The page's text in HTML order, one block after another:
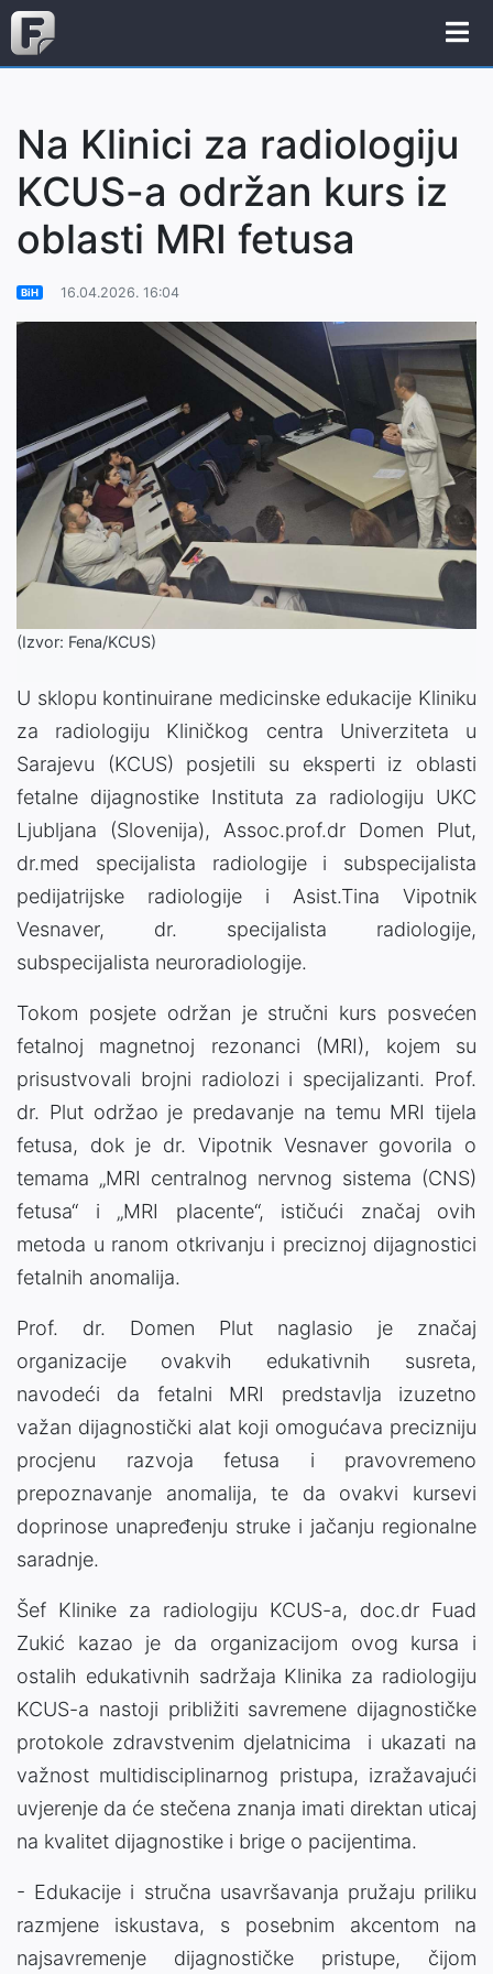
Na Klinici za radiologiju
KCUS-a održan kurs iz
oblasti MRI fetusa
BiH 16.04.2026. 16:04
(Izvor: Fena/KCUS)
U sklopu kontinuirane medicinske edukacije Kliniku
za radiologiju Kliničkog centra Univerziteta u
Sarajevu (KCUS) posjetili su eksperti iz oblasti
fetalne dijagnostike Instituta za radiologiju UKC
Ljubljana (Slovenija), Assoc.prof.dr Domen Plut,
dr.med specijalista radiologije i subspecijalista
pedijatrijske radiologije i Asist.Tina Vipotnik
Vesnaver, dr. specijalista radiologije,
subspecijalista neuroradiologije.
Tokom posjete održan je stručni kurs posvećen
fetalnoj magnetnoj rezonanci (MRI), kojem su
prisustvovali brojni radiolozi i specijalizanti. Prof.
dr. Plut održao je predavanje na temu MRI tijela
fetusa, dok je dr. Vipotnik Vesnaver govorila o
temama „MRI centralnog nervnog sistema (CNS)
fetusa“ i „MRI placente“, ističući značaj ovih
metoda u ranom otkrivanju i preciznoj dijagnostici
fetalnih anomalija.
Prof. dr. Domen Plut naglasio je značaj
organizacije ovakvih edukativnih susreta,
navodeći da fetalni MRI predstavlja izuzetno
važan dijagnostički alat koji omogućava precizniju
procjenu razvoja fetusa i pravovremeno
prepoznavanje anomalija, te da ovakvi kursevi
doprinose unapređenju struke i jačanju regionalne
saradnje.
Šef Klinike za radiologiju KCUS-a, doc.dr Fuad
Zukić kazao je da organizacijom ovog kursa i
ostalih edukativnih sadržaja Klinika za radiologiju
KCUS-a nastoji približiti savremene dijagnostičke
protokole zdravstvenim djelatnicima i ukazati na
važnost multidisciplinarnog pristupa, izražavajući
uvjerenje da će stečena znanja imati direktan uticaj
na kvalitet dijagnostike i brige o pacijentima.
- Edukacije i stručna usavršavanja pružaju priliku
razmjene iskustava, s posebnim akcentom na
najsavremenje dijagnostičke pristupe, čijom